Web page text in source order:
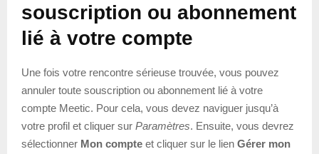
souscription ou abonnement
lié à votre compte
Une fois votre rencontre sérieuse trouvée, vous pouvez
annuler toute souscription ou abonnement lié à votre
compte Meetic. Pour cela, vous devez naviguer jusqu’à
votre profil et cliquer sur Paramètres. Ensuite, vous devrez
sélectionner Mon compte et cliquer sur le lien Gérer mon